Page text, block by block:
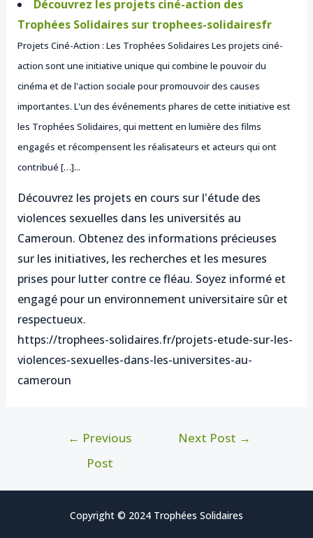
Découvrez les projets ciné-action des
Trophées Solidaires sur trophees-solidairesfr
Projets Ciné-Action : Les Trophées Solidaires Les projets ciné-
action sont une initiative unique qui combine le pouvoir du
cinéma et de l'action sociale pour promouvoir des causes
importantes. L'un des événements phares de cette initiative est
les Trophées Solidaires, qui mettent en lumière des films
engagés et récompensent les réalisateurs et acteurs qui ont
contribué […]...
Découvrez les projets en cours sur l'étude des
violences sexuelles dans les universités au
Cameroun. Obtenez des informations précieuses
sur les initiatives, les recherches et les mesures
prises pour lutter contre ce fléau. Soyez informé et
engagé pour un environnement universitaire sûr et
respectueux.
https://trophees-solidaires.fr/projets-etude-sur-les-
violences-sexuelles-dans-les-universites-au-
cameroun
← Previous
Post
Next Post →
Copyright © 2024 Trophées Solidaires